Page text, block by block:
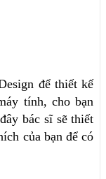
để thiết kế
tính, cho bạn
bác sĩ sẽ thiết
của bạn để có